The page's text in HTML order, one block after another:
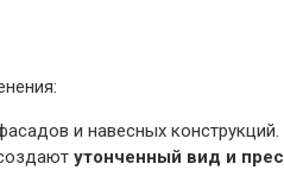
и навесных конструкций.
утонченный вид и